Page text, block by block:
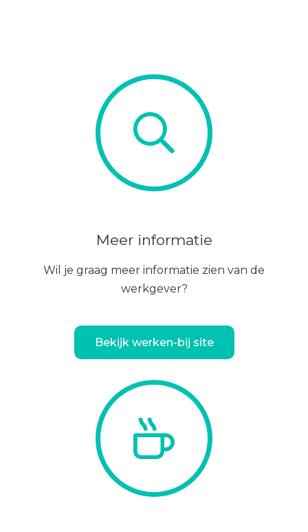
Meer informatie
Wil je graag meer informatie zien van de
werkgever?
Bekijk werken-bij site